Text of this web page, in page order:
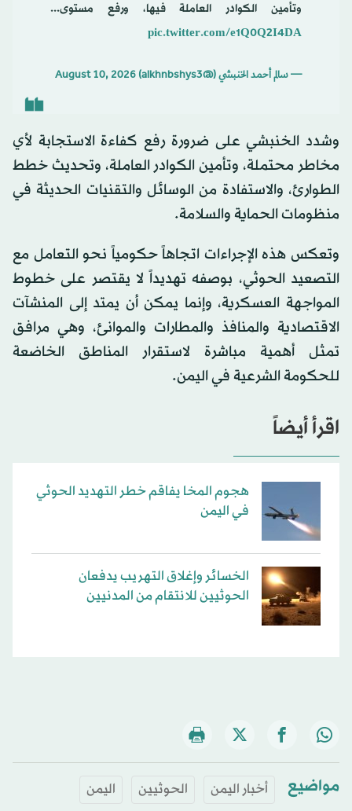
وتأمين الكوادر العاملة فيها، ورفع مستوى...
pic.twitter.com/e1Q0Q2I4DA
— سالم أحمد الخنبشي (@alkhnbshys3) August 10, 2026
وشدد الخنبشي على ضرورة رفع كفاءة الاستجابة لأي
مخاطر محتملة، وتأمين الكوادر العاملة، وتحديث خطط
الطوارئ، والاستفادة من الوسائل والتقنيات الحديثة في
منظومات الحماية والسلامة.
وتعكس هذه الإجراءات اتجاهاً حكومياً نحو التعامل مع
التصعيد الحوثي، بوصفه تهديداً لا يقتصر على خطوط
المواجهة العسكرية، وإنما يمكن أن يمتد إلى المنشآت
الاقتصادية والمنافذ والمطارات والموانئ، وهي مرافق
تمثل أهمية مباشرة لاستقرار المناطق الخاضعة
للحكومة الشرعية في اليمن.
اقرأ أيضاً
هجوم المخا يفاقم خطر التهديد الحوثي
في اليمن
الخسائر وإغلاق التهريب يدفعان
الحوثيين للانتقام من المدنيين
مواضيع أخبار اليمن الحوثيين اليمن